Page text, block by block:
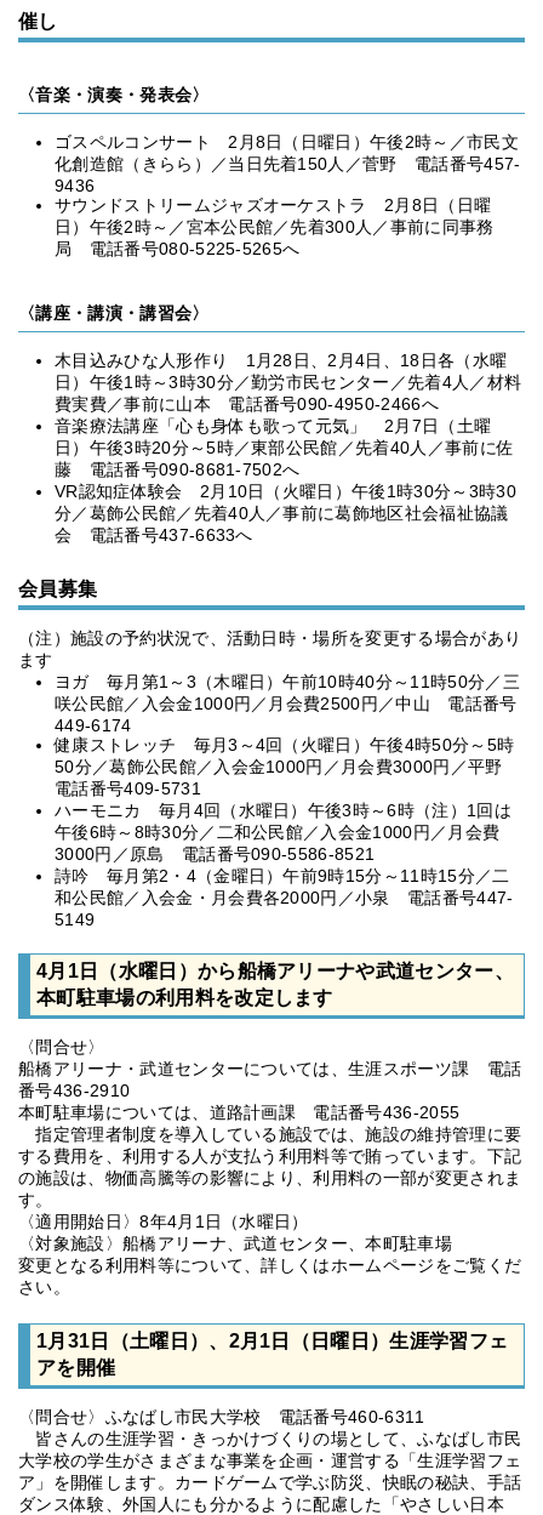
催し
〈音楽・演奏・発表会〉
ゴスペルコンサート 2月8日（日曜日）午後2時～／市民文
化創造館（きらら）／当日先着150人／菅野 電話番号457-
9436
サウンドストリームジャズオーケストラ 2月8日（日曜
日）午後2時～／宮本公民館／先着300人／事前に同事務
局 電話番号080-5225-5265へ
〈講座・講演・講習会〉
木目込みひな人形作り 1月28日、2月4日、18日各（水曜
日）午後1時～3時30分／勤労市民センター／先着4人／材料
費実費／事前に山本 電話番号090-4950-2466へ
音楽療法講座「心も身体も歌って元気」 2月7日（土曜
日）午後3時20分～5時／東部公民館／先着40人／事前に佐
藤 電話番号090-8681-7502へ
VR認知症体験会 2月10日（火曜日）午後1時30分～3時30
分／葛飾公民館／先着40人／事前に葛飾地区社会福祉協議
会 電話番号437-6633へ
会員募集
（注）施設の予約状況で、活動日時・場所を変更する場合があり
ます
ヨガ 毎月第1～3（木曜日）午前10時40分～11時50分／三
咲公民館／入会金1000円／月会費2500円／中山 電話番号
449-6174
健康ストレッチ 毎月3～4回（火曜日）午後4時50分～5時
50分／葛飾公民館／入会金1000円／月会費3000円／平野
電話番号409-5731
ハーモニカ 毎月4回（水曜日）午後3時～6時（注）1回は
午後6時～8時30分／二和公民館／入会金1000円／月会費
3000円／原島 電話番号090-5586-8521
詩吟 毎月第2・4（金曜日）午前9時15分～11時15分／二
和公民館／入会金・月会費各2000円／小泉 電話番号447-
5149
4月1日（水曜日）から船橋アリーナや武道センター、
本町駐車場の利用料を改定します
〈問合せ〉
船橋アリーナ・武道センターについては、生涯スポーツ課 電話
番号436-2910
本町駐車場については、道路計画課 電話番号436-2055
指定管理者制度を導入している施設では、施設の維持管理に要
する費用を、利用する人が支払う利用料等で賄っています。下記
の施設は、物価高騰等の影響により、利用料の一部が変更されま
す。
〈適用開始日〉8年4月1日（水曜日）
〈対象施設〉船橋アリーナ、武道センター、本町駐車場
変更となる利用料等について、詳しくはホームページをご覧くだ
さい。
1月31日（土曜日）、2月1日（日曜日）生涯学習フェ
アを開催
〈問合せ〉ふなばし市民大学校 電話番号460-6311
皆さんの生涯学習・きっかけづくりの場として、ふなばし市民
大学校の学生がさまざまな事業を企画・運営する「生涯学習フェ
ア」を開催します。カードゲームで学ぶ防災、快眠の秘訣、手話
ダンス体験、外国人にも分かるように配慮した「やさしい日本